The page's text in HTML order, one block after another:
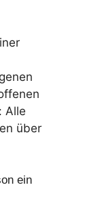
Alle
über
ein